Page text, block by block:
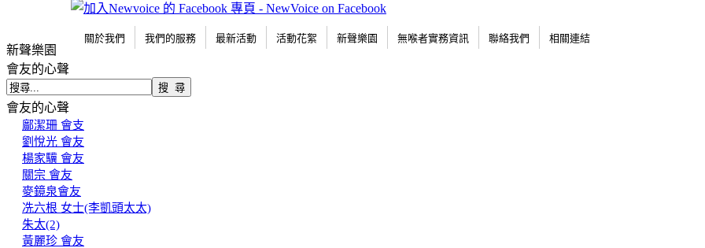
關於我們 我們的服務 最新活動 活動花絮 新聲樂園 無喉者實務資訊 聯絡我們 相關連結
新聲樂園
會友的心聲
會友的心聲
鄺潔珊 會支
劉悅光 會友
楊家驥 會友
關宗 會友
麥鏡泉會友
冼六根 女士(李凱頭太太)
朱太(2)
黃麗珍 會友